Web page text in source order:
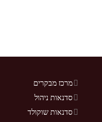
מרכז מבקרים
סדנאות ניהול
סדנאות שוקולד